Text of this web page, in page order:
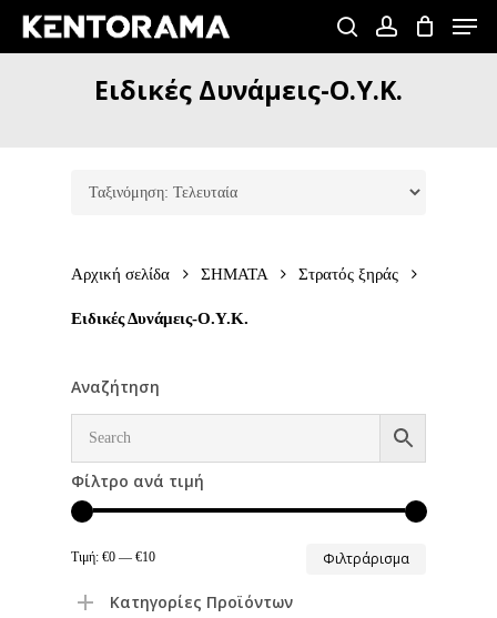
Skip
searchaccount
Menu
Ειδικές Δυνάμεις-Ο.Υ.Κ.
Αρχική σελίδα ΣΗΜΑΤΑ Στρατός ξηράς
Ειδικές Δυνάμεις-Ο.Υ.Κ.
Αναζήτηση
Φίλτρο ανά τιμή
Φιλτράρισμα
Τιμή: €0 — €10
Κατηγορίες Προϊόντων